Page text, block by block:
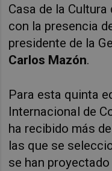
Casa de la
con la presencia
presidente de la
Carlos Mazón.
Para esta quinta
Internacional de
ha recibido más
las que se
se han